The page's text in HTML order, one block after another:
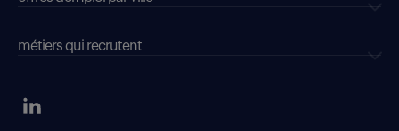
métiers qui recrutent